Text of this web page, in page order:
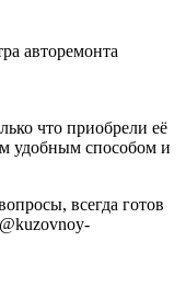
авторемонта
что приобрели её
удобным способом и
всегда готов